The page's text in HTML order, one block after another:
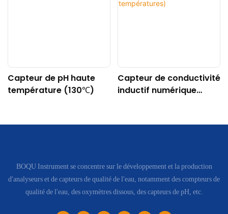
Capteur de pH haute
température (130℃)
Capteur de conductivité
inductif numérique
températures)
BOQU Instrument se concentre sur le développement et la production
d'analyseurs et de capteurs de qualité de l'eau, notamment des compteurs de
qualité de l'eau, des oxymètres dissous, des capteurs de pH, etc.